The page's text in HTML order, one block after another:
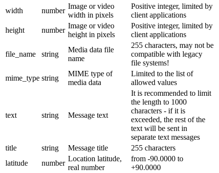
width
number
Image or video
width in pixels
Positive integer, limited by
client applications
height
number
Image or video
height in pixels
Positive integer, limited by
client applications
file_name string
Media data file
name
255 characters, may not be
compatible with legacy
file systems!
mime_type string
MIME type of
media data
Limited to the list of
allowed values
text string Message text
It is recommended to limit
the length to 1000
characters - if it is
exceeded, the rest of the
text will be sent in
separate text messages
title
string Message title
255 characters
latitude
number
Location latitude,
real number
from -90.0000 to
+90.0000